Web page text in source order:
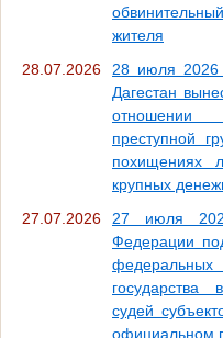
жителя
28.07.2026
28 июля 2026
Дагестан
отношении
преступной
похищениях
крупных
27.07.2026
27 июля
Федерации
федеральных
государства
судей
официальном